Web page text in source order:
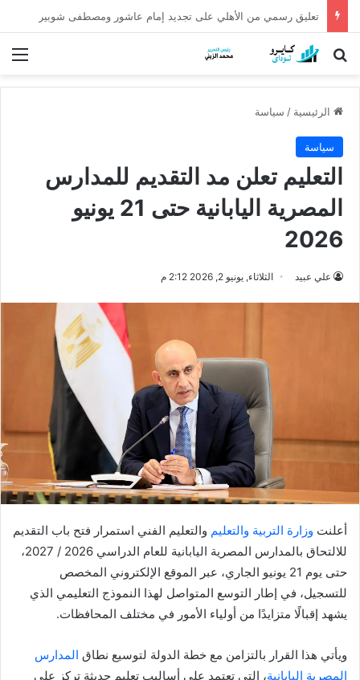
كشف أثري عمره أكثر من 5 آلاف عام في الدقهلية يروي أسرار شرق الدلتا
بحث عن
الرئيسية / سياسة
سياسة
التعليم تعلن مد التقديم للمدارس
المصرية اليابانية حتى 21 يونيو
2026
علي عبيد الثلاثاء, يونيو 2, 2026 2:12 م
أعلنت وزارة التربية والتعليم والتعليم الفني استمرار فتح باب التقديم
للالتحاق بالمدارس المصرية اليابانية للعام الدراسي 2026 / 2027،
حتى يوم 21 يونيو الجاري، عبر الموقع الإلكتروني المخصص
للتسجيل، في إطار التوسع المتواصل لهذا النموذج التعليمي الذي
يشهد إقبالًا متزايدًا من أولياء الأمور في مختلف المحافظات.
ويأتي هذا القرار بالتزامن مع خطة الدولة لتوسيع نطاق المدارس
المصرية اليابانية، التي تعتمد على أساليب تعليم حديثة تركز على